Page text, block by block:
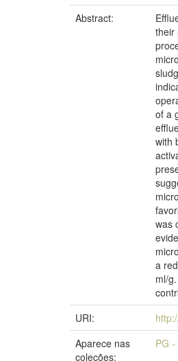
Abstract:
their
of a
with
was
a
ml/
URI:
Aparece nas
coleções:
PG